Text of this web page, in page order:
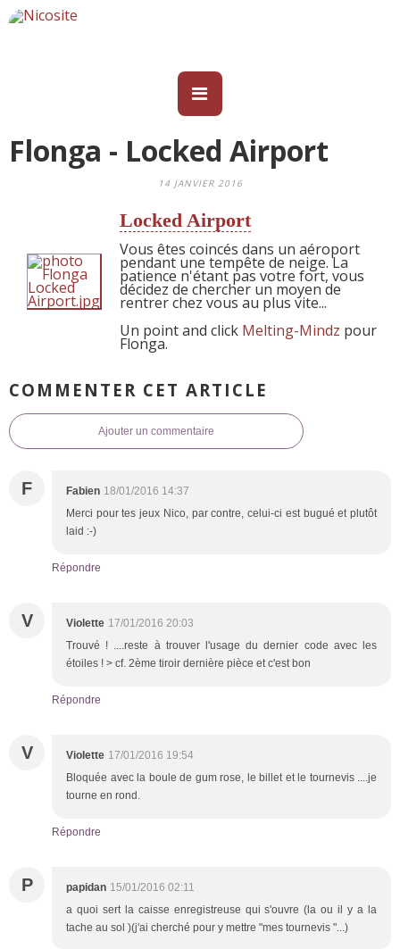
Flonga - Locked Airport
14 JANVIER 2016
Locked Airport
Vous êtes coincés dans un aéroport
pendant une tempête de neige. La
patience n'étant pas votre fort, vous
décidez de chercher un moyen de
rentrer chez vous au plus vite...
Un point and click Melting-Mindz pour
Flonga.
COMMENTER CET ARTICLE
Ajouter un commentaire
F Fabien 18/01/2016 14:37
Merci pour tes jeux Nico, par contre, celui-ci est bugué et plutôt
laid :-)
Répondre
V Violette 17/01/2016 20:03
Trouvé ! ....reste à trouver l'usage du dernier code avec les
étoiles ! > cf. 2ème tiroir dernière pièce et c'est bon
Répondre
V Violette 17/01/2016 19:54
Bloquée avec la boule de gum rose, le billet et le tournevis ....je
tourne en rond.
Répondre
P papidan 15/01/2016 02:11
a quoi sert la caisse enregistreuse qui s'ouvre (la ou il y a la
tache au sol )(j'ai cherché pour y mettre "mes tournevis "...)